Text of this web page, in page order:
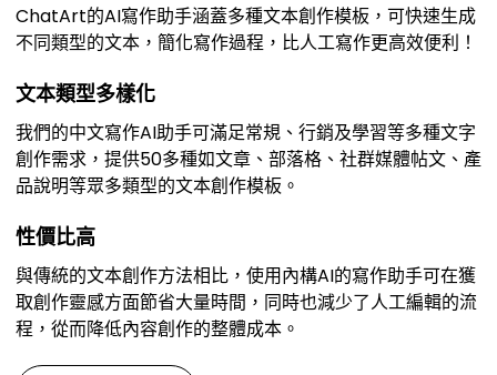
ChatArt的AI寫作助手涵蓋多種文本創作模板，可快速生成
不同類型的文本，簡化寫作過程，比人工寫作更高效便利！
文本類型多樣化
我們的中文寫作AI助手可滿足常規、行銷及學習等多種文字
創作需求，提供50多種如文章、部落格、社群媒體帖文、產
品說明等眾多類型的文本創作模板。
性價比高
與傳統的文本創作方法相比，使用內構AI的寫作助手可在獲
取創作靈感方面節省大量時間，同時也減少了人工編輯的流
程，從而降低內容創作的整體成本。